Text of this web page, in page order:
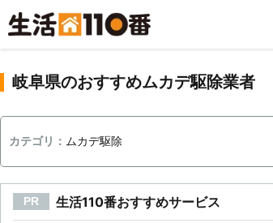
岐阜県のおすすめムカデ駆除業者
カテゴリ： ムカデ駆除
PR 生活110番おすすめサービス